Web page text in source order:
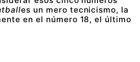
es un mero tecnicismo, la
en el número 18, el último